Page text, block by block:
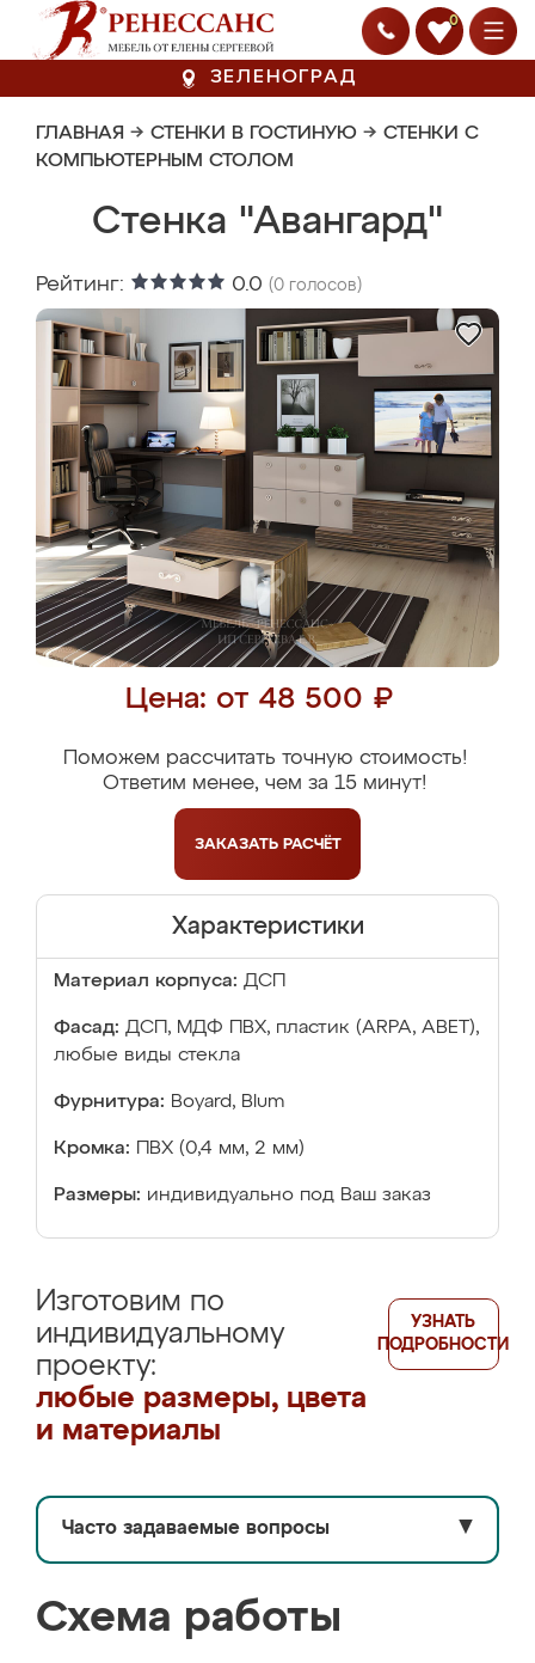
0
ЗЕЛЕНОГРАД
ГЛАВНАЯ → СТЕНКИ В ГОСТИНУЮ → СТЕНКИ С
КОМПЬЮТЕРНЫМ СТОЛОМ
Стенка "Авангард"
Рейтинг: 0.0 (0 голосов)
Цена: от 48 500 ₽
Поможем рассчитать точную стоимость!
Ответим менее, чем за 15 минут!
ЗАКАЗАТЬ РАСЧЁТ
Характеристики
Материал корпуса: ДСП
Фасад: ДСП, МДФ ПВХ, пластик (ARPA, ABET),
любые виды стекла
Фурнитура: Boyard, Blum
Кромка: ПВХ (0,4 мм, 2 мм)
Размеры: индивидуально под Ваш заказ
Изготовим по
индивидуальному
проекту:
любые размеры, цвета
и материалы
УЗНАТЬ
ПОДРОБНОСТИ
Часто задаваемые вопросы ▼
Схема работы